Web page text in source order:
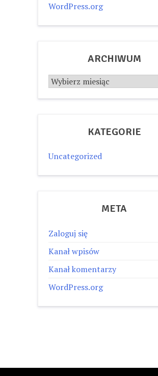
WordPress.org
ARCHIWUM
Archiwum
KATEGORIE
Uncategorized
META
Zaloguj się
Kanał wpisów
Kanał komentarzy
WordPress.org